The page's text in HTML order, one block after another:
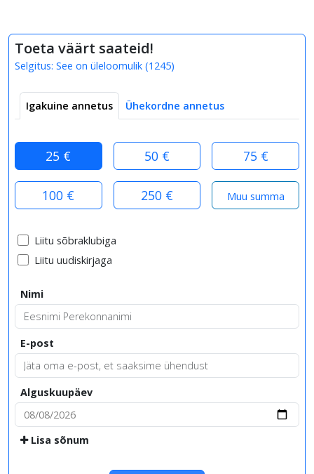
Toeta väärt saateid!
Selgitus: See on üleloomulik (1245)
Igakuine annetus Ühekordne annetus
25 € 50 € 75 €
100 € 250 €
Liitu sõbraklubiga
Liitu uudiskirjaga
Nimi
E-post
Alguskuupäev
Lisa sõnum